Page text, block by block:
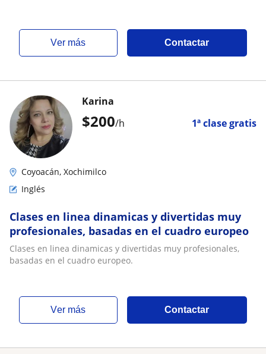
ver más Contactar
$200/h 1ª clase gratis
Karina
Coyoacán, Xochimilco
Inglés
Clases en linea dinamicas y divertidas muy
profesionales, basadas en el cuadro europeo
Clases en linea dinamicas y divertidas muy profesionales,
basadas en el cuadro europeo.
ver más Contactar